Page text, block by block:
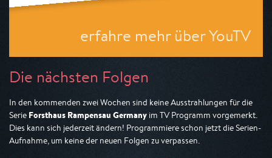
erfahre mehr über YouTV
Die nächsten Folgen
In den kommenden zwei Wochen sind keine Ausstrahlungen für die
Serie Forsthaus Rampensau Germany im TV Programm vorgemerkt.
Dies kann sich jederzeit ändern! Programmiere schon jetzt die Serien-
Aufnahme, um keine der neuen Folgen zu verpassen.